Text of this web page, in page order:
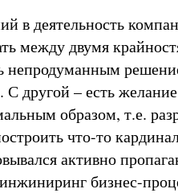
в деятельность
между двумя
непродуманным
С другой – есть
образом, т.е.
что-то
активно
бизнес-